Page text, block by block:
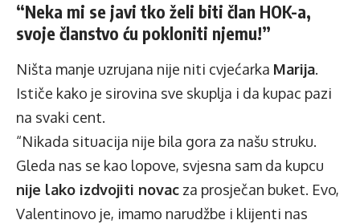
“Neka mi se javi tko želi biti član HOK-a,
svoje članstvo ću pokloniti njemu!”
Ništa manje uzrujana nije niti cvjećarka Marija.
Ističe kako je sirovina sve skuplja i da kupac pazi
na svaki cent.
“Nikada situacija nije bila gora za našu struku.
Gleda nas se kao lopove, svjesna sam da kupcu
nije lako izdvojiti novac za prosječan buket. Evo,
Valentinovo je, imamo narudžbe i klijenti nas